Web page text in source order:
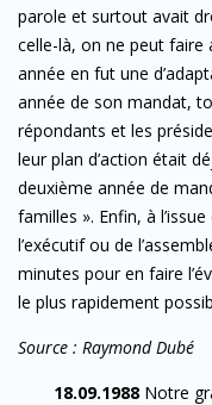
parole et surtout avait
celle-là, on ne peut faire
année en fut une
année de son mandat,
répondants et les
leur plan d’action était
deuxième année de
familles ». Enfin, à
l’exécutif ou de
minutes pour en faire
le plus rapidement
Source : Raymond Dubé
18.09.1988 Notre